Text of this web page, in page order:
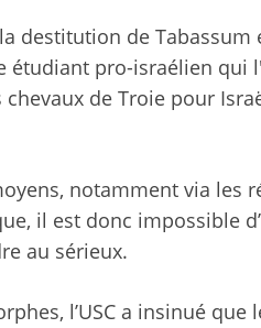
destitution de Tabassum
étudiant pro-israélien qui
de Troie pour
notamment via les
il est donc impossible
au sérieux.
l’USC a insinué que